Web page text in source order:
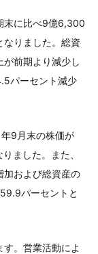
末に比べ9億6,300
りました。総資
前期より減少し
パーセント減少
9月末の株価が
ました。また、
加および総資産の
パーセントと
。営業活動によ